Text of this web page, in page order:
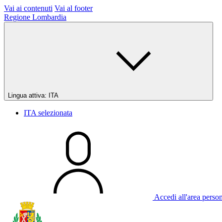
Vai ai contenuti Vai al footer
Regione Lombardia
Lingua attiva: ITA
ITA selezionata
Accedi all'area